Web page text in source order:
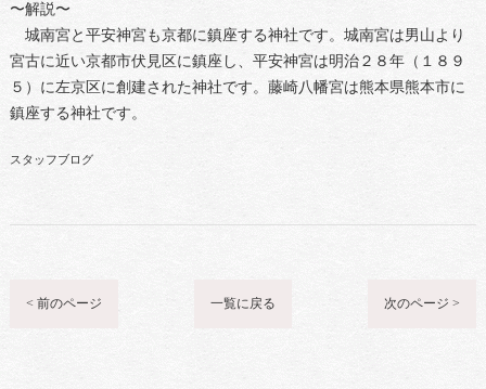
〜解説〜
城南宮と平安神宮も京都に鎮座する神社です。城南宮は男山より
宮古に近い京都市伏見区に鎮座し、平安神宮は明治２８年（１８９
５）に左京区に創建された神社です。藤崎八幡宮は熊本県熊本市に
鎮座する神社です。
スタッフブログ
< 前のページ 一覧に戻る 次のページ >